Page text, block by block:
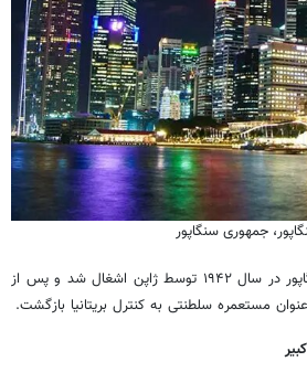
جمهوری سنگاپور
در طول جنگ جهانی دوم، سنگاپور در سال ۱۹۴۲ توسط ژاپن اشغال شد و پس از